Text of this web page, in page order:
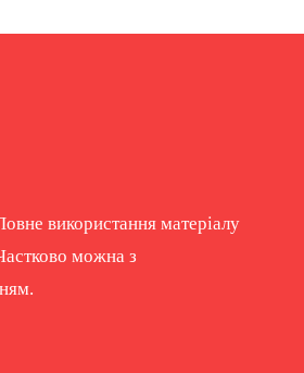
використання матеріалу
можна з